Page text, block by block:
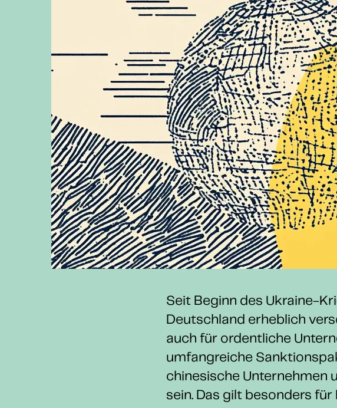
Seit Beginn des Ukraine-
Deutschland erheblich
auch für ordentliche
umfangreiche
chinesische Unternehmen
sein. Das gilt besonders